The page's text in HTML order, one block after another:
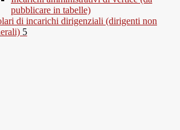
pubblicare in tabelle)
di incarichi dirigenziali (dirigenti non
5